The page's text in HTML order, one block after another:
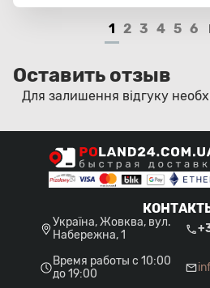
1 2 3 4 5 6
Оставить отзыв
Для залишення відгуку
Україна, Жовква, вул.
Набережна, 1
Время работы с 10:00
до 19:00